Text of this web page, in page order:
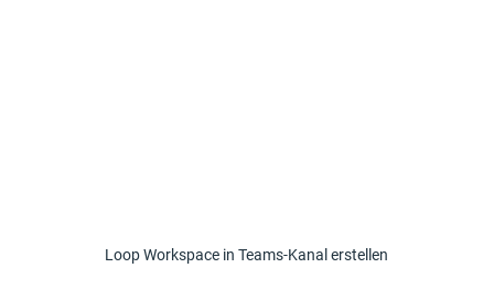
Loop Workspace in Teams-Kanal erstellen